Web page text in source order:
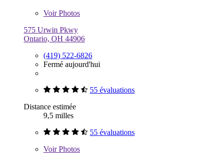
VoirPhotos
575 Urwin Pkwy
Ontario, OH 44906
(419) 522-6826
Fermé aujourd'hui
55 évaluations
Distance estimée
9,5 milles
55 évaluations
VoirPhotos